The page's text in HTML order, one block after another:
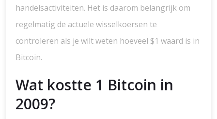
handelsactiviteiten. Het is daarom belangrijk om
regelmatig de actuele wisselkoersen te
controleren als je wilt weten hoeveel $1 waard is in
Bitcoin.
Wat kostte 1 Bitcoin in
2009?